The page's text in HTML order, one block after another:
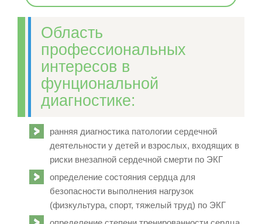
Область
профессиональных
интересов в
фунциональной
диагностике:
ранняя диагностика патологии сердечной
деятельности у детей и взрослых, входящих в
риски внезапной сердечной смерти по ЭКГ
определение состояния сердца для
безопасности выполнения нагрузок
(физкультура, спорт, тяжелый труд) по ЭКГ